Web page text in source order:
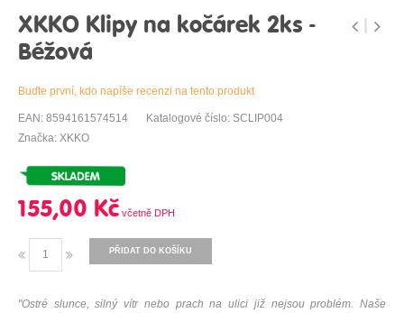
XKKO Klipy na kočárek 2ks -
Béžová
Buďte první, kdo napíše recenzi na tento produkt
EAN: 8594161574514
Katalogové číslo: SCLIP004
Značka: XKKO
155,00 Kč
PŘIDAT DO KOŠÍKU
"Ostré slunce, silný vítr nebo prach na ulici již nejsou problém. Naše